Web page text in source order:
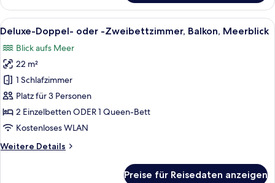
Doppel-
oder
-
Zweibettzimmer,
Schlafzimmer,
eingeschränkter
Meerblick
Alle
Fotos
für
Deluxe-
Doppel-
oder
-
Zweibettzimmer,
Meerblick
Ein Hotelzimmer mit Bett, Nachttisch,
7
Deluxe-Doppel- oder -Zweibettzimmer, Balkon, Meerblick
Blick aufs Meer
22 m²
1 Schlafzimmer
Platz für 3 Personen
2 Einzelbetten ODER 1 Queen-Bett
Kostenloses WLAN
Weitere Details
Weitere
Preise für Reisedaten anzeigen